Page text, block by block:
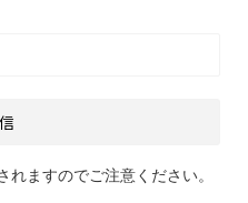
ますのでご注意ください。